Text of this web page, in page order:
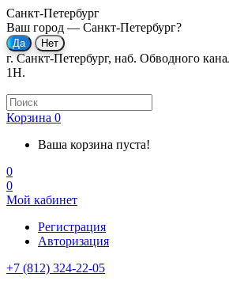
Санкт-Петербург
Ваш город — Санкт-Петербург?
г. Санкт-Петербург, наб. Обводного
1Н.
Корзина 0
Ваша корзина пуста!
0
0
Мой кабинет
Регистрация
Авторизация
+7 (812) 324-22-05